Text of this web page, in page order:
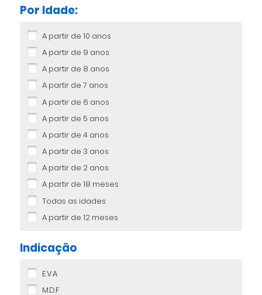
Por Idade:
A partir de 10 anos
A partir de 9 anos
A partir de 8 anos
A partir de 7 anos
A partir de 6 anos
A partir de 5 anos
A partir de 4 anos
A partir de 3 anos
A partir de 2 anos
A partir de 18 meses
Todas as idades
A partir de 12 meses
Indicação
E.V.A
M.D.F